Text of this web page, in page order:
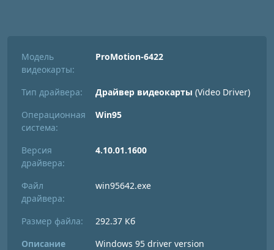
Модель
видеокарты:
ProMotion-6422
Тип драйвера: Драйвер видеокарты (Video Driver)
Операционная
система:
Win95
Версия
драйвера:
4.10.01.1600
Файл
драйвера:
win95642.exe
Размер файла:
292.37 Кб
Описание
Windows 95 driver version